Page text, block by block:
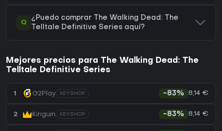
Q
¿Puedo comprar The Walking Dead: The
Telltale Definitive Series aquí?
Mejores precios para The Walking Dead: The
Telltale Definitive Series
1 G2Play KEYSHOP -83% 8,14 €
2 Kinguin KEYSHOP -83% 8,14 €